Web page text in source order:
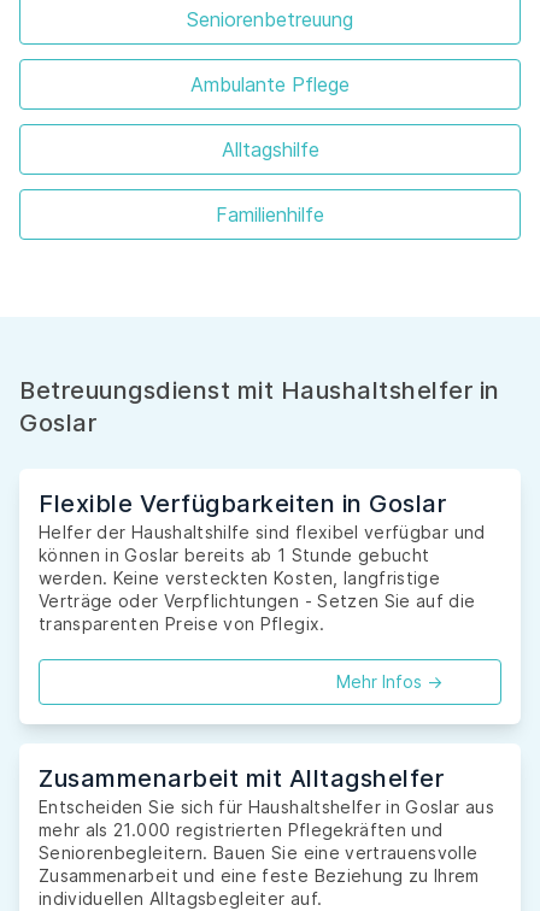
Seniorenbetreuung
Ambulante Pflege
Alltagshilfe
Familienhilfe
Betreuungsdienst mit Haushaltshelfer in
Goslar
Flexible Verfügbarkeiten in Goslar
Helfer der Haushaltshilfe sind flexibel verfügbar und
können in Goslar bereits ab 1 Stunde gebucht
werden. Keine versteckten Kosten, langfristige
Verträge oder Verpflichtungen - Setzen Sie auf die
transparenten Preise von Pflegix.
Mehr Infos ->
Zusammenarbeit mit Alltagshelfer
Entscheiden Sie sich für Haushaltshelfer in Goslar aus
mehr als 21.000 registrierten Pflegekräften und
Seniorenbegleitern. Bauen Sie eine vertrauensvolle
Zusammenarbeit und eine feste Beziehung zu Ihrem
individuellen Alltagsbegleiter auf.